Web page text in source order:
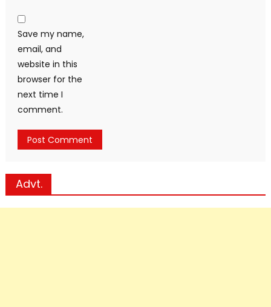
Save my name,
email, and
website in this
browser for the
next time I
comment.
Advt.